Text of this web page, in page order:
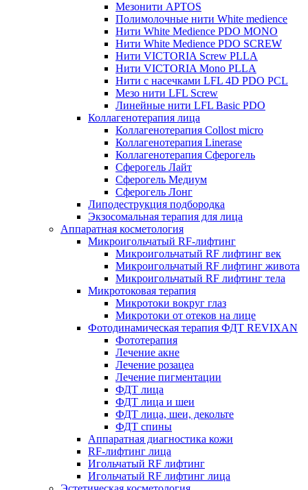
Мезонити APTOS
Полимолочные нити White medience
Нити White Medience PDO MONO
Нити White Medience PDO SCREW
Нити VICTORIA Screw PLLA
Нити VICTORIA Mono PLLA
Нити с насечками LFL 4D PDO PCL
Мезо нити LFL Screw
Линейные нити LFL Basic PDO
Коллагенотерапия лица
Коллагенотерапия Collost micro
Коллагенотерапия Linerase
Коллагенотерапия Сферогель
Сферогель Лайт
Сферогель Медиум
Сферогель Лонг
Липодеструкция подбородка
Экзосомальная терапия для лица
Аппаратная косметология
Микроигольчатый RF-лифтинг
Микроигольчатый RF лифтинг век
Микроигольчатый RF лифтинг живота
Микроигольчатый RF лифтинг тела
Микротоковая терапия
Микротоки вокруг глаз
Микротоки от отеков на лице
Фотодинамическая терапия ФДТ REVIXAN
Фототерапия
Лечение акне
Лечение розацеа
Лечение пигментации
ФДТ лица
ФДТ лица и шеи
ФДТ лица, шеи, декольте
ФДТ спины
Аппаратная диагностика кожи
RF-лифтинг лица
Игольчатый RF лифтинг
Игольчатый RF лифтинг лица